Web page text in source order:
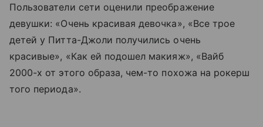
Пользователи сети оценили преображение
девушки: «Очень красивая девочка», «Все трое
детей у Питта-Джоли получились очень
красивые», «Как ей подошел макияж», «Вайб
2000-х от этого образа, чем-то похожа на рокерш
того периода».